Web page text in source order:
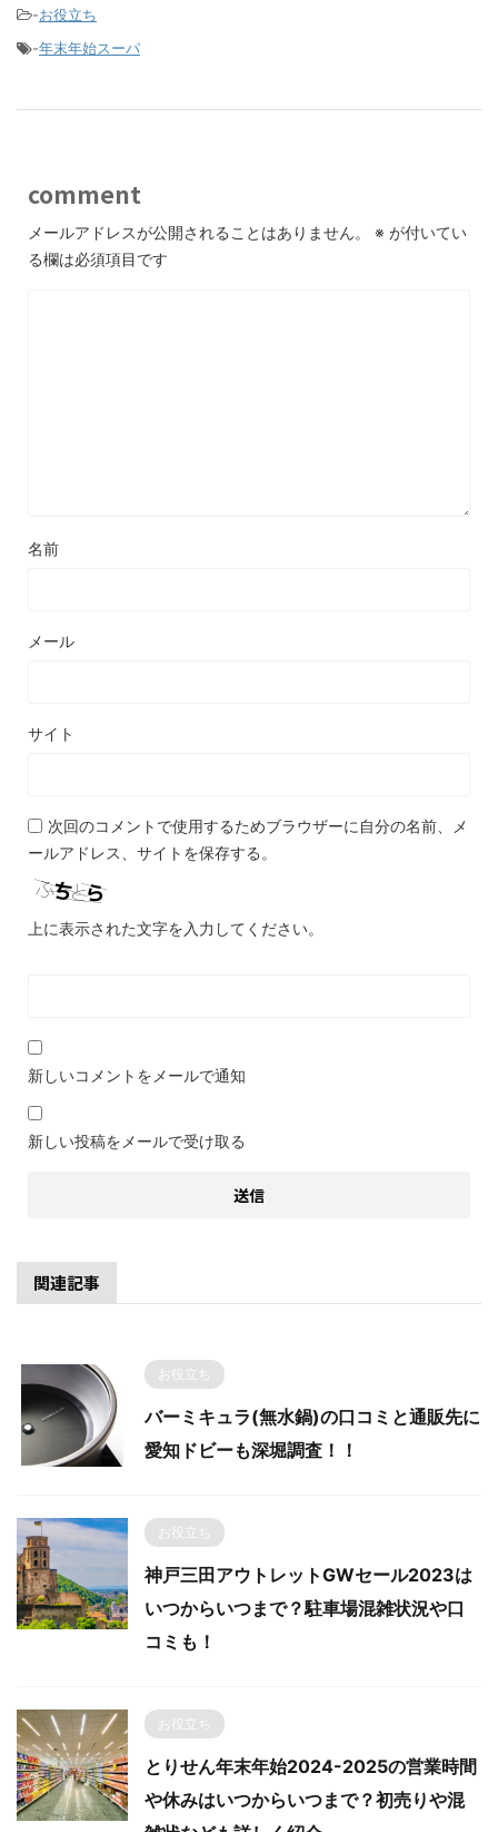
-お役立ち
-年末年始スーパ
comment
メールアドレスが公開されることはありません。 ※ が付いてい
る欄は必須項目です
名前
メール
サイト
次回のコメントで使用するためブラウザーに自分の名前、メ
ールアドレス、サイトを保存する。
上に表示された文字を入力してください。
新しいコメントをメールで通知
新しい投稿をメールで受け取る
関連記事
お役立ち
バーミキュラ(無水鍋)の口コミと通販先に
愛知ドビーも深堀調査！！
お役立ち
神戸三田アウトレットGWセール2023は
いつからいつまで？駐車場混雑状況や口
コミも！
お役立ち
とりせん年末年始2024-2025の営業時間
や休みはいつからいつまで？初売りや混